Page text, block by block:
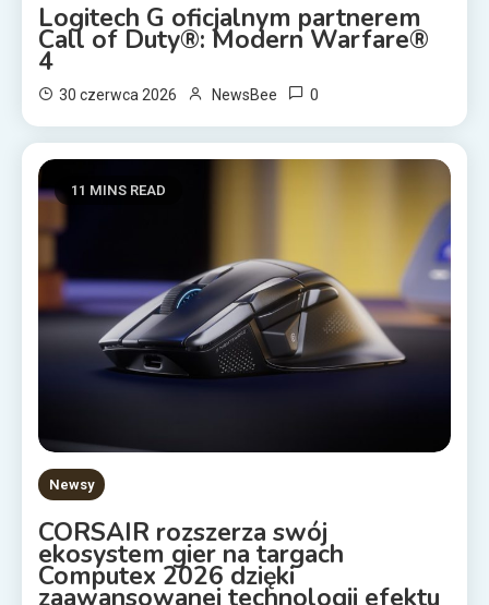
Logitech G oficjalnym partnerem
Call of Duty®: Modern Warfare®
4
30 czerwca 2026 NewsBee 0
11 MINS READ
Newsy
CORSAIR rozszerza swój
ekosystem gier na targach
Computex 2026 dzięki
zaawansowanej technologii efektu